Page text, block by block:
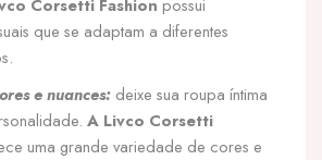
Corsetti Fashion possui
que se adaptam a diferentes
e nuances: deixe sua roupa íntima
A Livco Corsetti
uma grande variedade de cores e